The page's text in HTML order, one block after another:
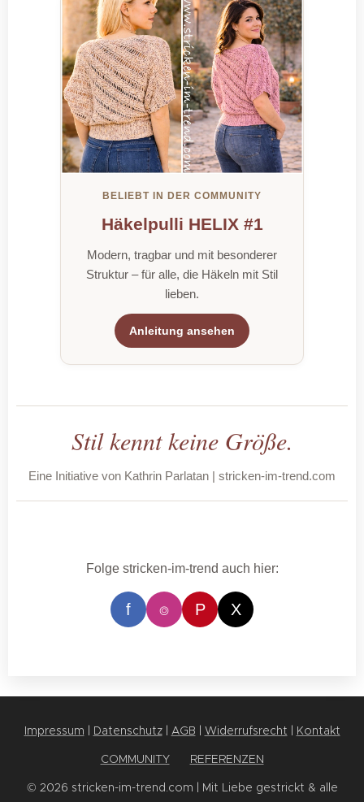
BELIEBT IN DER COMMUNITY
Häkelpulli HELIX #1
Modern, tragbar und mit besonderer
Struktur – für alle, die Häkeln mit Stil
lieben.
Anleitung ansehen
Stil kennt keine Größe.
Eine Initiative von Kathrin Parlatan | stricken-im-trend.com
Folge stricken-im-trend auch hier:
f ⌾ P X
Impressum | Datenschutz| AGB | Widerrufsrecht | Kontakt
COMMUNITY✨ REFERENZEN
© 2026 stricken-im-trend.com | Mit Liebe gestrickt & alle